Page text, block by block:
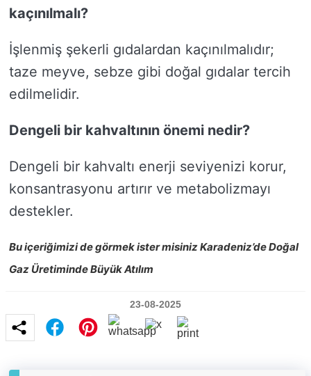
kaçınılmalı?
İşlenmiş şekerli gıdalardan kaçınılmalıdır;
taze meyve, sebze gibi doğal gıdalar tercih
edilmelidir.
Dengeli bir kahvaltının önemi nedir?
Dengeli bir kahvaltı enerji seviyenizi korur,
konsantrasyonu artırır ve metabolizmayı
destekler.
Bu içeriğimizi de görmek ister misiniz Karadeniz’de Doğal
Gaz Üretiminde Büyük Atılım
23-08-2025